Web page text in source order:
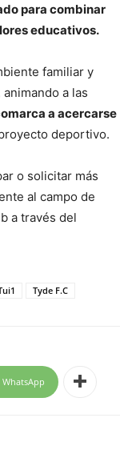
para combinar
educativos.
familiar y
a las
a acercarse
deportivo.
o solicitar más
al campo de
a través del
Tyde F.C
WhatsApp